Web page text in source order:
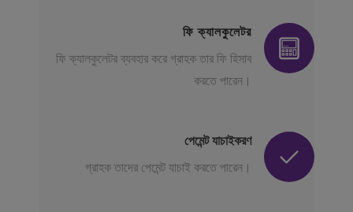
ফি ক্যালকুলেটর
ফি ক্যালকুলেটর ব্যবহার করে গ্রাহক তার ফি হিসাব
করতে পারেন।
পেমেন্ট যাচাইকরণ
গ্রাহক তাদের পেমেন্ট যাচাই করতে পারেন।